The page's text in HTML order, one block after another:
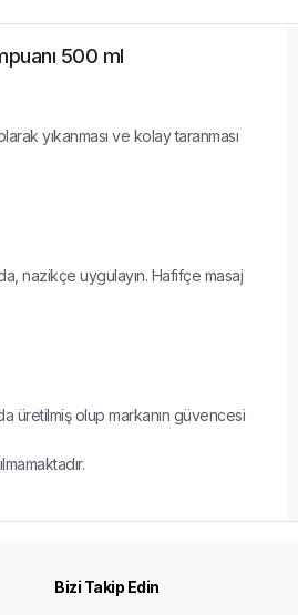
500 ml
yıkanması ve kolay taranması
nazikçe uygulayın. Hafifçe masaj
üretilmiş olup markanın güvencesi
Bizi Takip Edin